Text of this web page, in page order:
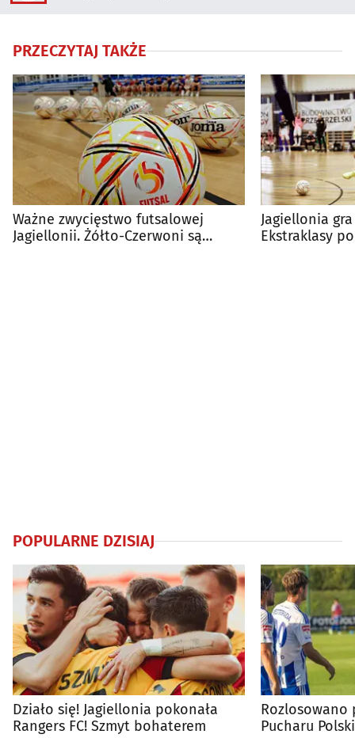
PRZECZYTAJ TAKŻE
Ważne zwycięstwo futsalowej
Jagiellonii. Żółto-Czerwoni są
Jagiellonia
Ekstraklasy
POPULARNE DZISIAJ
Działo się! Jagiellonia pokonała
Rangers FC! Szmyt bohaterem
Rozlosowano
Pucharu Polski